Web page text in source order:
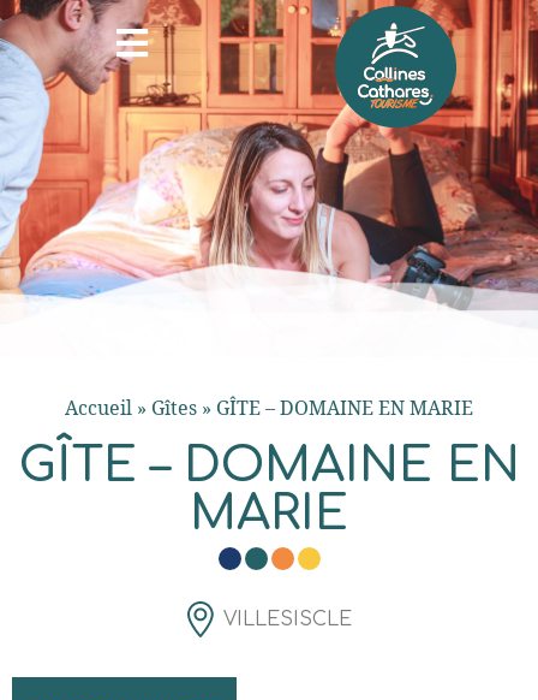
Accueil » Gîtes » GÎTE – DOMAINE EN MARIE
GÎTE – DOMAINE EN
MARIE
VILLESISCLE